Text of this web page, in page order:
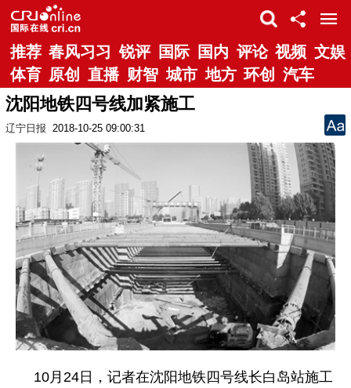
推荐 春风习习 锐评 国际 国内 评论 视频 文娱
体育 原创 直播 财智 城市 地方 环创 汽车
沈阳地铁四号线加紧施工
辽宁日报 2018-10-25 09:00:31
10月24日，记者在沈阳地铁四号线长白岛站施工